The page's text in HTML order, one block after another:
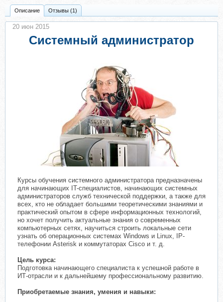
44.KuzinaA 45.Igor_86
49.pavel4688 50.Vaalaks
Описание Отзывы (1)
Системный администратор
Курсы обучения системного администратора предназначены
для начинающих IT-специалистов, начинающих системных
администраторов служб технической поддержки, а также для
всех, кто не обладает большими теоретическими знаниями и
практический опытом в сфере информационных технологий,
но хочет получить актуальные знания о современных
компьютерных сетях, научиться строить локальные сети
узнать об операционных системах Windows и Linux, IP-
телефонии Asterisk и коммутаторах Cisco и т. д.
Цель курса:
Подготовка начинающего специалиста к успешной работе в
ИТ-отрасли и к дальнейшему профессиональному развитию.
Приобретаемые знания, умения и навыки:
20 июн 2015